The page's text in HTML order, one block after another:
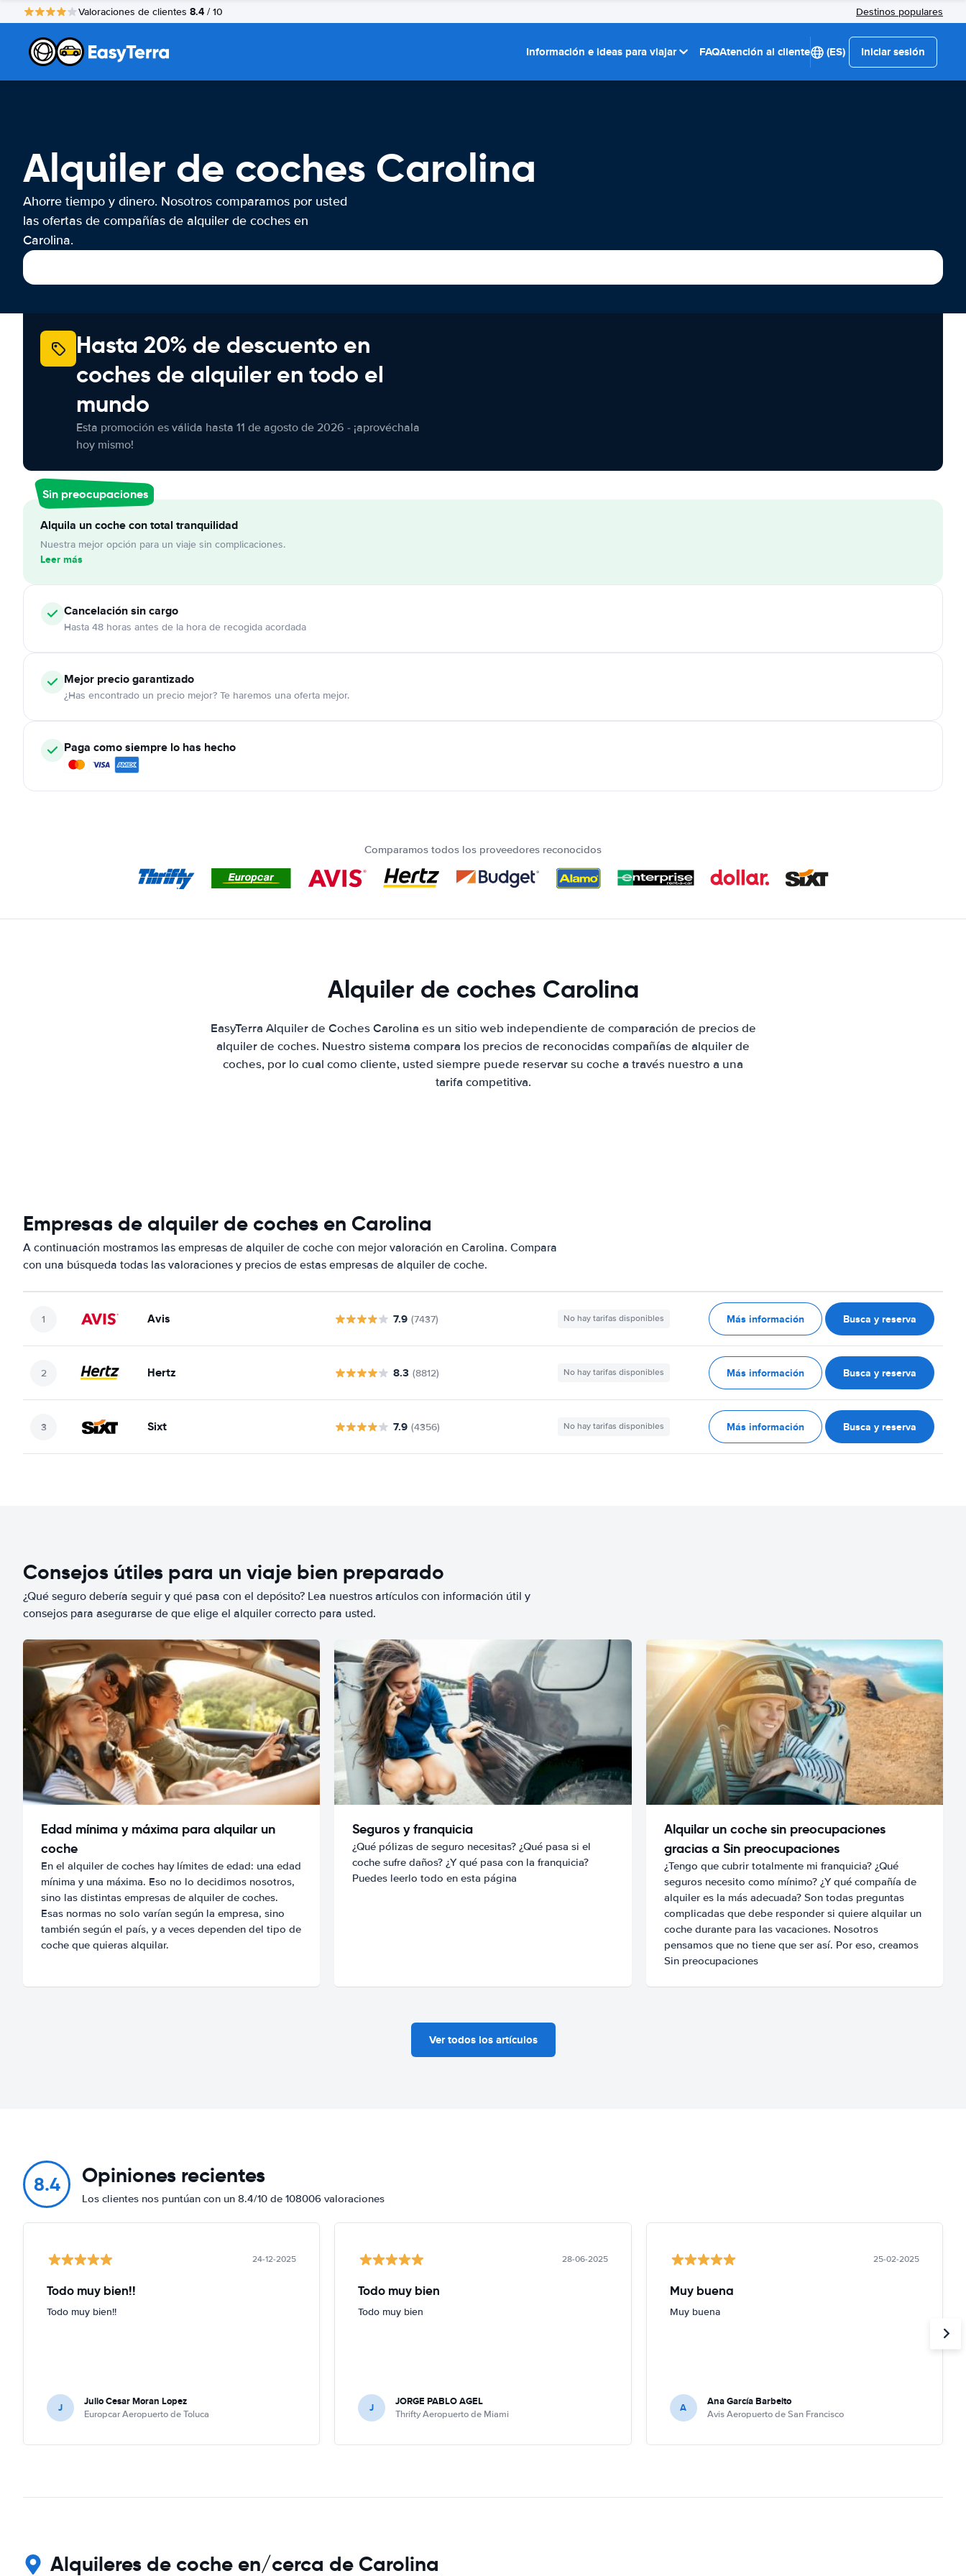
Valoraciones de clientes 8.4 / 10 Destinos populares
Información e ideas para viajar FAQAtención al cliente (ES) Iniciar sesión
Alquiler de coches Carolina
Ahorre tiempo y dinero. Nosotros comparamos por usted
las ofertas de compañías de alquiler de coches en
Carolina.
Hasta 20% de descuento en
coches de alquiler en todo el
mundo
Esta promoción es válida hasta 11 de agosto de 2026 - ¡aprovéchala
hoy mismo!
Sin preocupaciones
Alquila un coche con total tranquilidad
Nuestra mejor opción para un viaje sin complicaciones.
Leer más
Cancelaciónsin cargo
Hasta 48 horas antes de la hora de recogida acordada
Mejor precio garantizado
¿Has encontrado un precio mejor? Te haremos una oferta mejor.
Paga como siempre lo has hecho
Comparamos todos los proveedores reconocidos
Alquiler de coches Carolina
EasyTerra Alquiler de Coches Carolina es un sitio web independiente de comparación de precios de
alquiler de coches. Nuestro sistema compara los precios de reconocidas compañías de alquiler de
coches, por lo cual como cliente, usted siempre puede reservar su coche a través nuestro a una
tarifa competitiva.
Empresas de alquiler de coches en Carolina
A continuación mostramos las empresas de alquiler de coche con mejor valoración en Carolina. Compara
con una búsqueda todas las valoraciones y precios de estas empresas de alquiler de coche.
Avis 7.9 (7437) No hay tarifas disponibles Más información Busca y reserva
Hertz 8.3 (8812) No hay tarifas disponibles Más información Busca y reserva
Sixt 7.9 (4356) No hay tarifas disponibles Más información Busca y reserva
Consejos útiles para un viaje bien preparado
¿Qué seguro debería seguir y qué pasa con el depósito? Lea nuestros artículos con información útil y
consejos para asegurarse de que elige el alquiler correcto para usted.
Edad mínima y máxima para alquilar un
coche
En el alquiler de coches hay límites de edad: una edad
mínima y una máxima. Eso no lo decidimos nosotros,
sino las distintas empresas de alquiler de coches.
Esas normas no solo varían según la empresa, sino
también según el país, y a veces dependen del tipo de
coche que quieras alquilar.
Seguros y franquicia
¿Qué pólizas de seguro necesitas? ¿Qué pasa si el
coche sufre daños? ¿Y qué pasa con la franquicia?
Puedes leerlo todo en esta página
Alquilar un coche sin preocupaciones
gracias a Sin preocupaciones
¿Tengo que cubrir totalmente mi franquicia? ¿Qué
seguros necesito como mínimo? ¿Y qué compañía de
alquiler es la más adecuada? Son todas preguntas
complicadas que debe responder si quiere alquilar un
coche durante para las vacaciones. Nosotros
pensamos que no tiene que ser así. Por eso, creamos
Sin preocupaciones
Ver todos los artículos
8.4 Opiniones recientes
Los clientes nos puntúan con un 8.4/10 de 108006 valoraciones
24-12-2025
Todo muy bien!!
Todo muy bien!!
J Julio Cesar Moran Lopez
Europcar Aeropuerto de Toluca
28-06-2025
Todo muy bien
Todo muy bien
J JORGE PABLO AGEL
Thrifty Aeropuerto de Miami
25-02-2025
Muy buena
Muy buena
A Ana García Barbeito
Avis Aeropuerto de San Francisco
Alquileres de coche en/cerca de Carolina